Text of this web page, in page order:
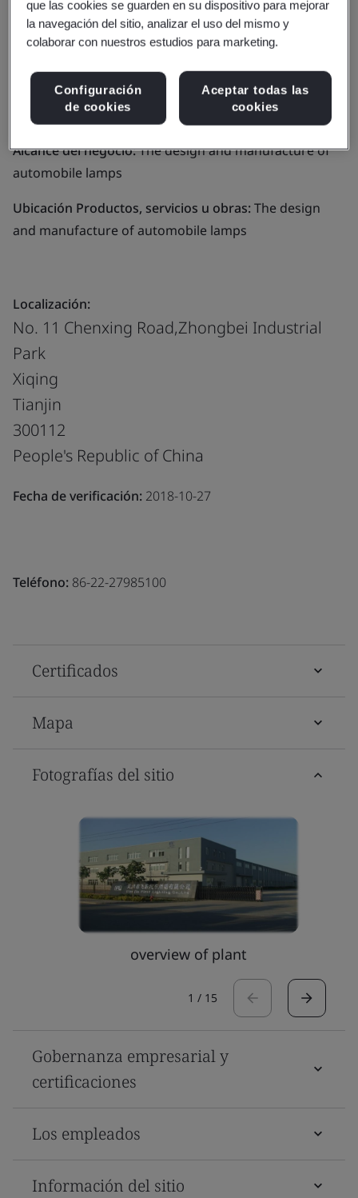
Tianjin First Lighting
Co., Ltd.
Alcance del negocio:The design and manufacture of
automobile lamps
Ubicación Productos, servicios u obras:The design
and manufacture of automobile lamps
Localización:
No. 11 Chenxing Road,Zhongbei Industrial
Park
Xiqing
Tianjin
300112
People's Republic of China
Fecha de verificación: 2018-10-27
Teléfono: 86-22-27985100
Certificados
Mapa
Fotografías del sitio
overview of plant
1 / 15
Gobernanza empresarial y
certificaciones
Los empleados
Información del sitio
que las cookies se guarden en su dispositivo para mejorar
la navegación del sitio, analizar el uso del mismo y
colaborar con nuestros estudios para marketing.
Configuración
de cookies
Aceptar todas las
cookies